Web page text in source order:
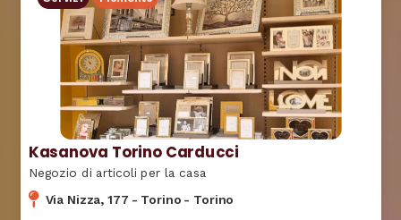
Kasanova Torino Carducci
Negozio di articoli per la casa
Via Nizza, 177 - Torino - Torino